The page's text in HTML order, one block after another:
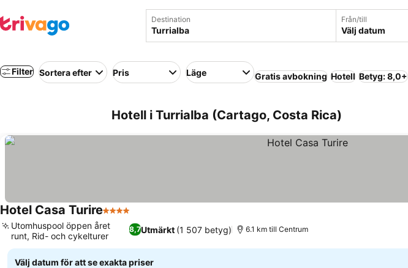
Destination Från/till
Välj datum
Filter Sortera efter Pris Läge Gratis avbokning Hotell Betyg: 8,0+
Hotell i Turrialba (Cartago, Costa Rica)
Hotel Casa Turire4 Stjärnor
8,7Utmärkt (1 507 betyg)
Utomhuspool öppen året
runt, Rid- och cykelturer
6.1 km till Centrum
Välj datum för att se exakta priser